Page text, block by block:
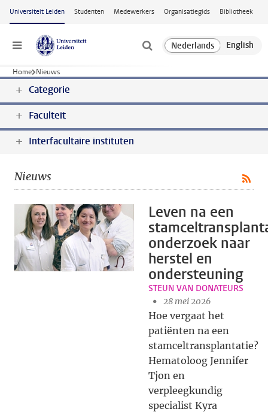
Ga naar hoofdinhoud
Universiteit Leiden Studenten Medewerkers Organisatiegids Bibliotheek
Menu
Home Nieuws
Categorie
Faculteit
Interfacultaire instituten
Nieuws
Leven na een
onderzoek naar
herstel en
ondersteuning
STEUN VAN DONATEURS
28 mei 2026
Hoe vergaat het
patiënten na een
stamceltransplantatie?
Hematoloog Jennifer
Tjon en
verpleegkundig
specialist Kyra